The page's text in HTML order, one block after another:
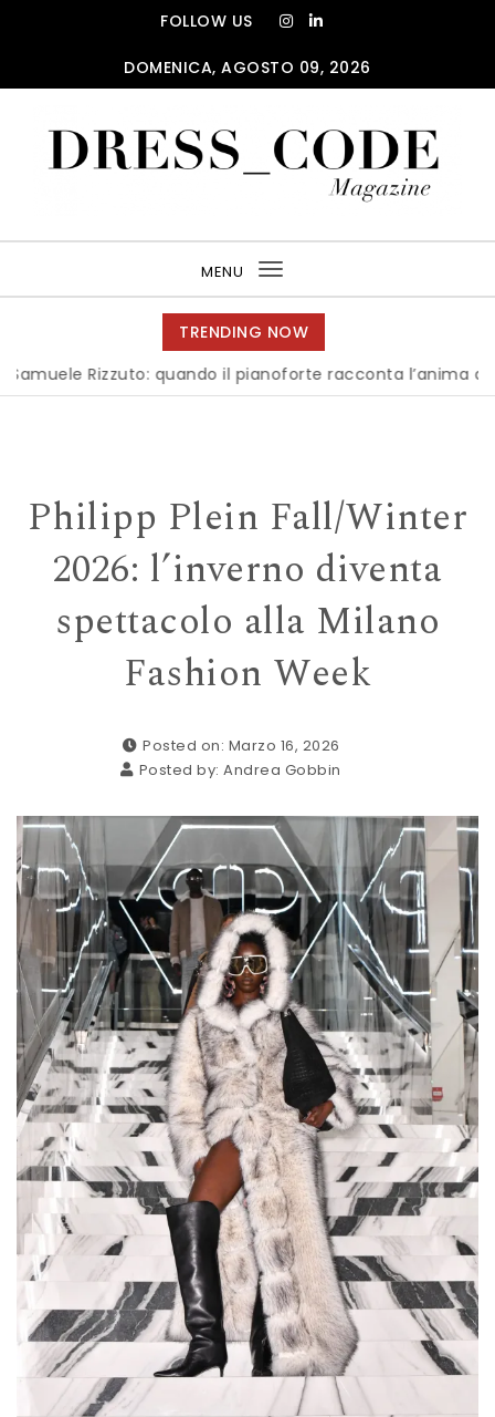
FOLLOW US
DOMENICA, AGOSTO 09, 2026
MENU
Toggle
navigation
TRENDING NOW
quando il pianoforte racconta l’anima dell’Italia |
Philipp Plein Fall/Winter
2026: l’inverno diventa
spettacolo alla Milano
Fashion Week
Posted on: Marzo 16, 2026
Posted by:Andrea Gobbin